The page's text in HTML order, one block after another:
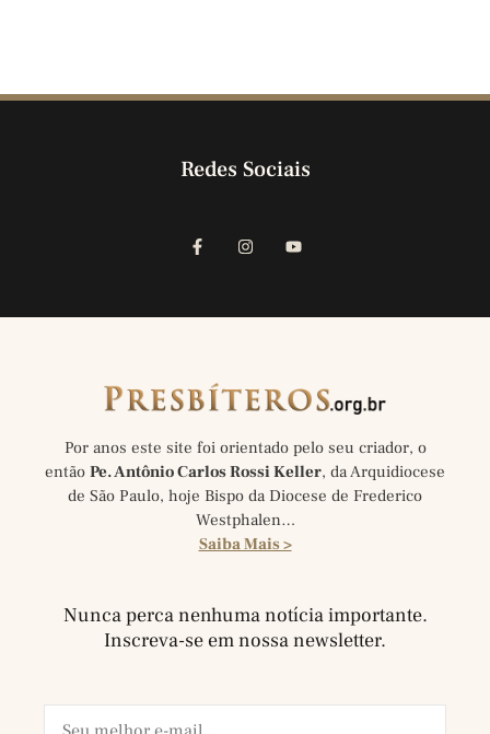
Redes Sociais
Por anos este site foi orientado pelo seu criador, o
então Pe. Antônio Carlos Rossi Keller, da Arquidiocese
de São Paulo, hoje Bispo da Diocese de Frederico
Westphalen…
Saiba Mais >
Nunca perca nenhuma notícia importante.
Inscreva-se em nossa newsletter.